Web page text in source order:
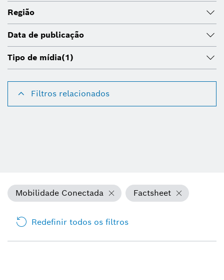
Região
Data de publicação
Tipo de mídia(1)
Filtros relacionados
Mobilidade Conectada Factsheet
Redefinir todos os filtros